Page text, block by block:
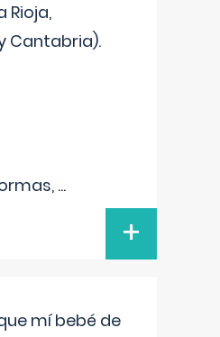
Rioja,
Cantabria).
...
+
mí bebé de